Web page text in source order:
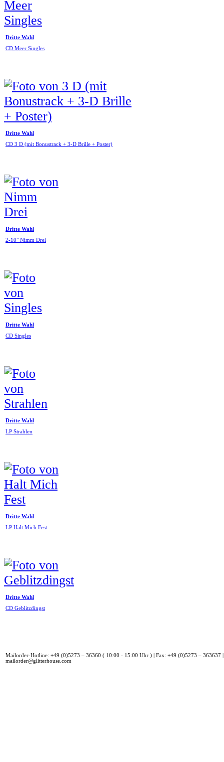
Dritte Wahl
CD Meer Singles
Dritte Wahl
CD 3 D (mit Bonustrack + 3-D Brille + Poster)
Dritte Wahl
2-10" Nimm Drei
Dritte Wahl
CD Singles
Dritte Wahl
LP Strahlen
Dritte Wahl
LP Halt Mich Fest
Dritte Wahl
CD Geblitzdingst
Mailorder-Hotline: +49 (0)5273 – 36360 ( 10:00 - 15:00 Uhr ) | Fax: +49 (0)5273 – 363637
mailorder@glitterhouse.com